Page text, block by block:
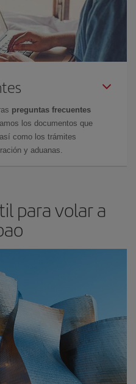
preguntas frecuentes
los documentos que
como los trámites
y aduanas.
para volar a